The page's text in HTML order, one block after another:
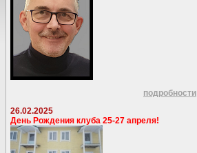
подробности
26.02.2025
День Рождения клуба 25-27 апреля!